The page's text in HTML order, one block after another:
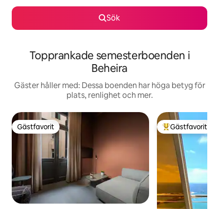
Sök
Topprankade semesterboenden i
Beheira
Gäster håller med: Dessa boenden har höga betyg för
plats, renlighet och mer.
Gästfavorit
Gästfavorit Populär
Gästfavorit